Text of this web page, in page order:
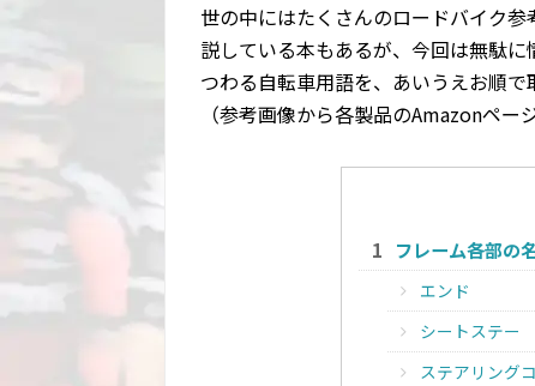
世の中にはたくさんのロードバイク
説している本もあるが、今回は無駄
つわる自転車用語を、あいうえお順で
（参考画像から各製品のAmazonペー
フレーム各部の
エンド
シートステー
ステアリング